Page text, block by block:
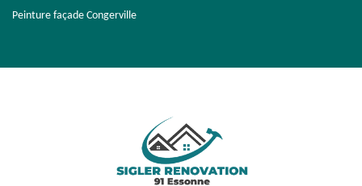
Peinture façade Congerville